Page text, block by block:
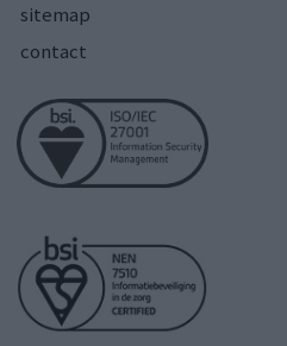
sitemap
contact